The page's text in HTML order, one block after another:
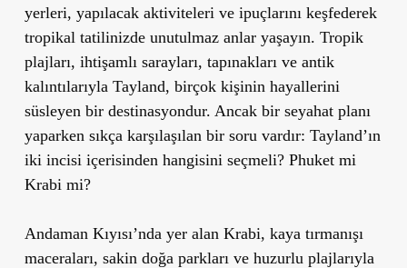
yerleri, yapılacak aktiviteleri ve ipuçlarını keşfederek
tropikal tatilinizde unutulmaz anlar yaşayın. Tropik
plajları, ihtişamlı sarayları, tapınakları ve antik
kalıntılarıyla Tayland, birçok kişinin hayallerini
süsleyen bir destinasyondur. Ancak bir seyahat planı
yaparken sıkça karşılaşılan bir soru vardır: Tayland’ın
iki incisi içerisinden hangisini seçmeli? Phuket mi
Krabi mi?
Andaman Kıyısı’nda yer alan Krabi, kaya tırmanışı
maceraları, sakin doğa parkları ve huzurlu plajlarıyla